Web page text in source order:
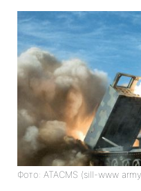
Фото: ATACMS (sill-www